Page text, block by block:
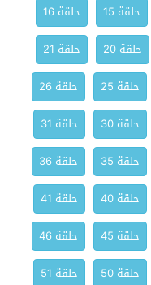
حلقة 15
حلقة 16
حلقة 20
حلقة 21
حلقة 25
حلقة 26
حلقة 30
حلقة 31
حلقة 35
حلقة 36
حلقة 40
حلقة 41
حلقة 45
حلقة 46
حلقة 50
حلقة 51